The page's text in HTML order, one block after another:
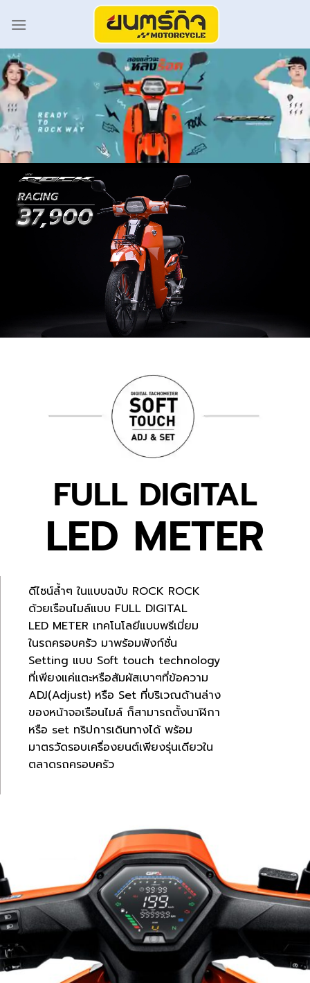
FULL DIGITAL
LED METER
ดีไซน์ล้ำๆ ในแบบฉบับ ROCK ROCK
ด้วยเรือนไมล์แบบ FULL DIGITAL
LED METER เทคโนโลยีแบบพรีเมี่ยม
ในรถครอบครัว มาพร้อมฟังก์ชั่น
Setting แบบ Soft touch technology
ที่เพียงแค่แตะหรือสัมผัสเบาๆที่ข้อความ
ADJ(Adjust) หรือ Set ที่บริเวณด้านล่าง
ของหน้าจอเรือนไมล์ ก็สามารถตั้งนาฬิกา
หรือ set ทริปการเดินทางได้ พร้อม
มาตรวัดรอบเครื่องยนต์เพียงรุ่นเดียวใน
ตลาดรถครอบครัว